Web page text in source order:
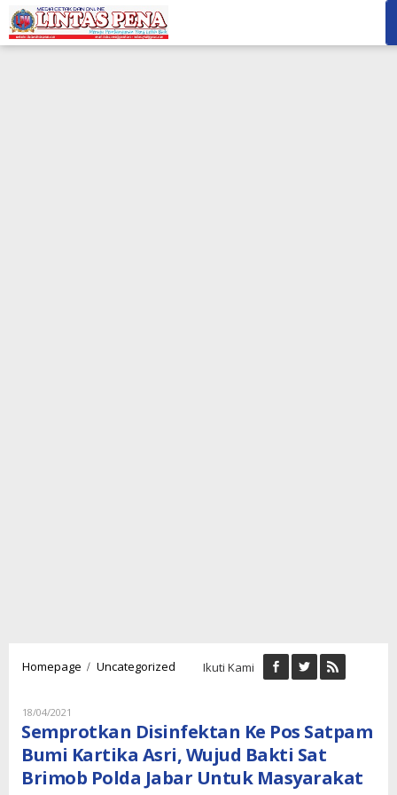
Homepage / Uncategorized Semprotkan
Satpam
Bumi
Kartika
Asri,
Ikuti Kami
18/04/2021
Lukman
Nugraha
Semprotkan Disinfektan Ke Pos Satpam
Bumi Kartika Asri, Wujud Bakti Sat
Brimob Polda Jabar Untuk Masyarakat